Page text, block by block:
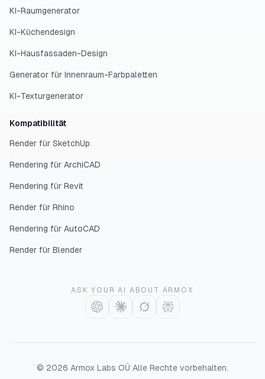
KI-Raumgenerator
KI-Küchendesign
KI-Hausfassaden-Design
Generator für Innenraum-Farbpaletten
KI-Texturgenerator
Kompatibilität
Render für SketchUp
Rendering für ArchiCAD
Rendering für Revit
Render für Rhino
Rendering für AutoCAD
Render für Blender
ASK YOUR AI ABOUT ARMOX
© 2026 Armox Labs OÜ Alle Rechte vorbehalten.